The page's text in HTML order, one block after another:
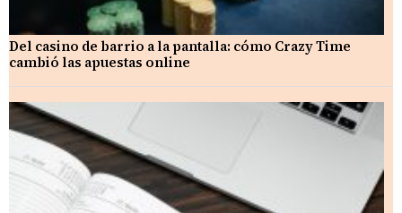
Del casino de barrio a la pantalla: cómo Crazy Time
cambió las apuestas online